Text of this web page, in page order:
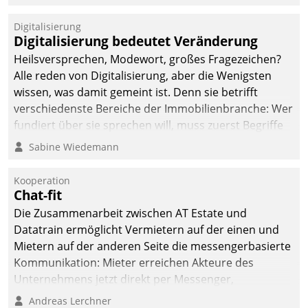
kommunale Wohnungsbauunternehmen daher
gemeinsam mit der Berliner Datatrain GmbH den
Teilprozess der Objektsanierung digitalisiert.
Digitalisierung
Digitalisierung bedeutet Veränderung
Heilsversprechen, Modewort, großes Fragezeichen?
Alle reden von Digitalisierung, aber die Wenigsten
wissen, was damit gemeint ist. Denn sie betrifft
verschiedenste Bereiche der Immobilienbranche: Wer
fundiert über sie sprechen will, muss zuerst Begriffe
klären. Ein Aspekt ist die betriebliche Optimierung:
Einsparungen durch optimierte und automatisierte
Prozesse. Doch man darf nicht zu viel erwarten: Allein
mit der Einführung einer neuen Software ist es nicht
getan. Die Digitalisierung erfordert von Unternehmen
die Bereitschaft, sich zu überprüfen, zu hinterfragen
und zu verändern.
Sabine Wiedemann
Kooperation
Chat-fit
Die Zusammenarbeit zwischen AT Estate und
Datatrain ermöglicht Vermietern auf der einen und
Mietern auf der anderen Seite die messengerbasierte
Kommunikation: Mieter erreichen Akteure des
Unternehmens jetzt direkt per Messenger,
Mitarbeiter oder Dienstleister empfangen oder
Andreas Lerchner